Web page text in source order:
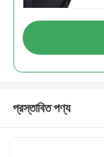
প্রস্তাবিত পণ্য